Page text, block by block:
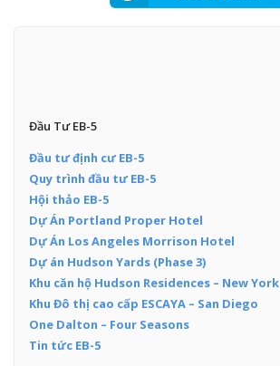
Đầu Tư EB-5
Đầu tư định cư EB-5
Quy trình đầu tư EB-5
Hội thảo EB-5
Dự Án Portland Proper Hotel
Dự Án Los Angeles Morrison Hotel
Dự án Hudson Yards (Phase 3)
Khu căn hộ Hudson Residences – New York
Khu Đô thị cao cấp ESCAYA – San Diego
One Dalton – Four Seasons
Tin tức EB-5